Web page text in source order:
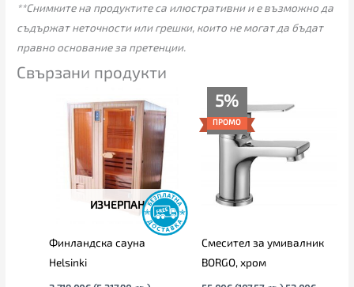
**Снимките на продуктите са илюстративни и е възможно да
съдържат неточности или грешки, които не могат да бъдат
правно основание за претенции.
Свързани продукти
ИЗЧЕРПАН
Финландска сауна
Helsinki
5%
ПРОМО
Смесител за умивалник
BORGO, хром
price
(107.57
лв.).
цена
е:
52.00€
(101.70
лв.).